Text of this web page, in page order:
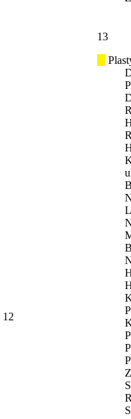
12
13